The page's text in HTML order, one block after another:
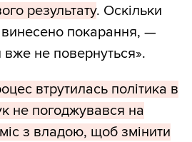
результату. Оскільки
покарання, —
не повернуться».
втрутилась політика в
не погоджувався на
з владою, щоб змінити